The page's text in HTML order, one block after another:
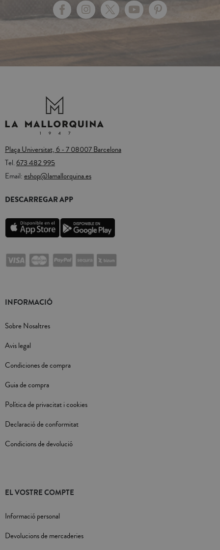
Plaça Universitat, 6 - 7 08007 Barcelona
Tel.673 482 995
Email:eshop@lamallorquina.es
DESCARREGAR APP
INFORMACIÓ
Sobre Nosaltres
Avis legal
Condiciones de compra
Guia de compra
Política de privacitat i cookies
Declaració de conformitat
Condicions de devolució
EL VOSTRE COMPTE
Informació personal
Devolucions de mercaderies